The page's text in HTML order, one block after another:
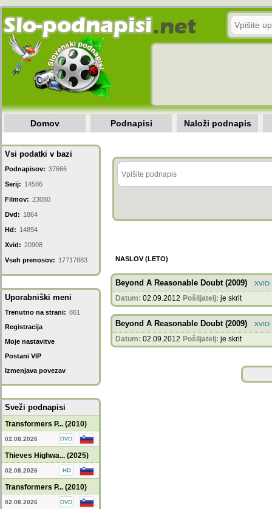
Domov Podnapisi Naloži podnapis
Vsi podatki v bazi
Podnapisov: 37666
Serij: 14586
Filmov: 23080
Dvd: 1864
Hd: 14894
Xvid: 20908
Vseh prenosov: 17717883
Uporabniški meni
Trenutno na strani: 861
Registracija
Moje nastavitve
Postani VIP
Izmenjava povezav
Sveži podnapisi
Transformers P... (2010)
02.08.2026
Thieves Highwa... (2025)
02.08.2026
Transformers P... (2010)
02.08.2026
NASLOV (LETO)
Beyond A Reasonable Doubt (2009)
Datum: 02.09.2012 Pošiljatelj: je skrit
Beyond A Reasonable Doubt (2009)
Datum: 02.09.2012 Pošiljatelj: je skrit